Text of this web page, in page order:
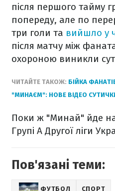
після першого тайму
попереду, але по
три голи та вийшло у
після матчу між
охороною виникли
ЧИТАЙТЕ ТАКОЖ: БІЙКА
"МИНАЄМ": НОВЕ ВІДЕО
Поки ж "Минай" йде на
Групі A Другої ліги
Пов'язані теми:
ФУТБОЛ СПОРТ